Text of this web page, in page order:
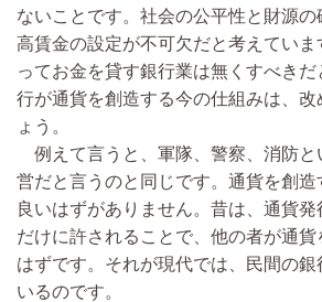
ないことです。社会の公平性と財源
高賃金の設定が不可欠だと考えていま
ってお金を貸す銀行業は無くすべき
行が通貨を創造する今の仕組みは、改
ょう。
例えて言うと、軍隊、警察、消防と
営だと言うのと同じです。通貨を創
良いはずがありません。昔は、通貨
だけに許されることで、他の者が通
はずです。それが現代では、民間の
いるのです。